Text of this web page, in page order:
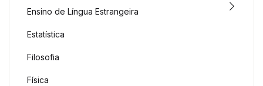
Ensino de Língua Estrangeira
Estatística
Filosofia
Física